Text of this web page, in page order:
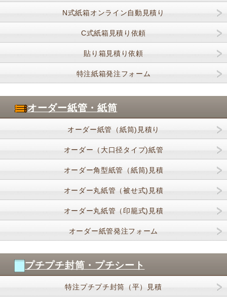
N式紙箱オンライン自動見積り
C式紙箱見積り依頼
貼り箱見積り依頼
特注紙箱発注フォーム
オーダー紙管・紙筒
オーダー紙管（紙筒)見積り
オーダー（大口径タイプ)紙管
オーダー角型紙管（紙筒)見積
オーダー丸紙管（被せ式)見積
オーダー丸紙管（印籠式)見積
オーダー紙管発注フォーム
プチプチ封筒・プチシート
特注プチプチ封筒（平）見積